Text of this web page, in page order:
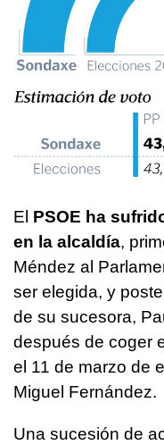
El PSOE ha
en la alcaldía,
Méndez al
ser elegida, y
de su sucesora,
después de coger
el 11 de marzo de
Miguel Fernández.
Una sucesión de